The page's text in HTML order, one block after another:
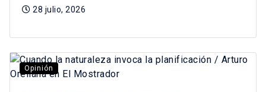
28 julio, 2026
Opinión